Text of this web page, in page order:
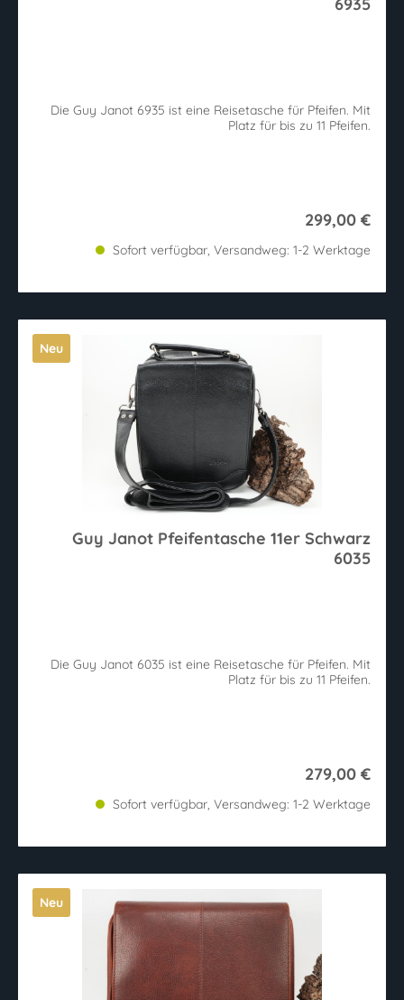
6935
Die Guy Janot 6935 ist eine Reisetasche für Pfeifen. Mit
Platz für bis zu 11 Pfeifen.
299,00 €
Sofort verfügbar, Versandweg: 1-2 Werktage
Neu
Guy Janot Pfeifentasche 11er Schwarz
6035
Die Guy Janot 6035 ist eine Reisetasche für Pfeifen. Mit
Platz für bis zu 11 Pfeifen.
279,00 €
Sofort verfügbar, Versandweg: 1-2 Werktage
Neu